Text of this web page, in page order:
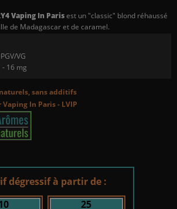
Vaping In Parisest un "classic" blond réhaussé
de Madagascar et de caramel.
VG
- 16 mg
sans additifs
In Paris - LVIP
dégressif à partir de :
25